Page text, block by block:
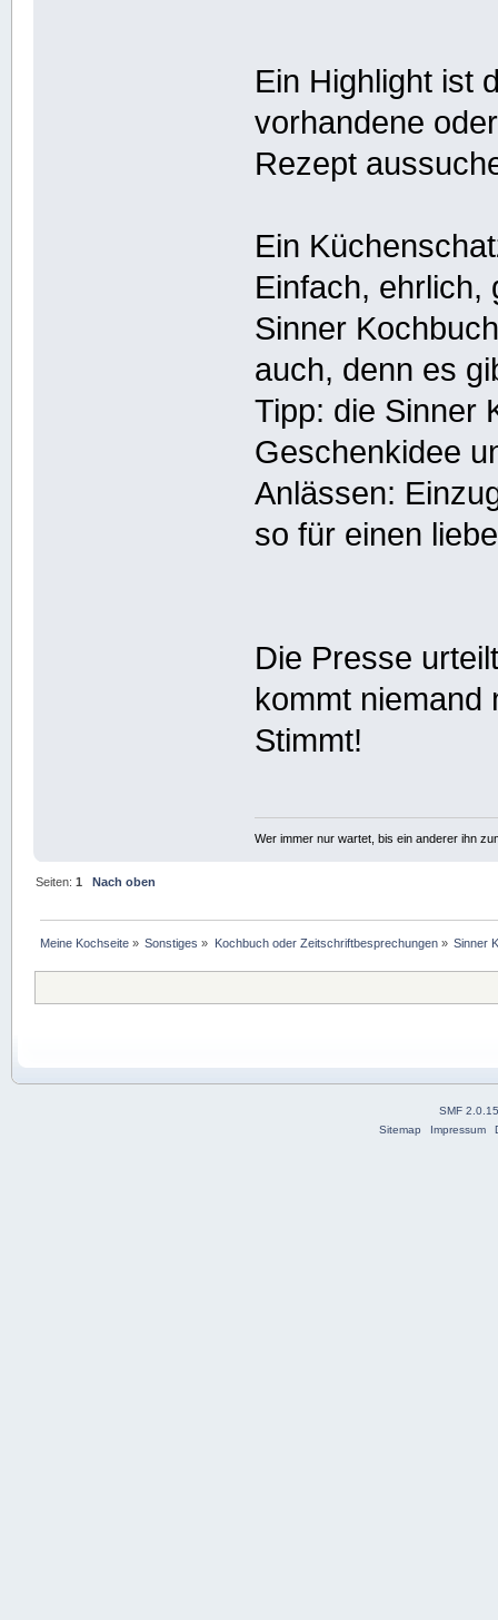
Ein Highlight ist
vorhandene
Rezept
Ein
Einfach, ehrlich,
Sinner
auch, denn es
Tipp: die Sinner
Geschenkidee
Anlässen:
so für einen
Die Presse
kommt
Stimmt!
Wer immer nur wartet, bis ein anderer ihn
Seiten:1 Nach oben
Meine Kochseite » Sonstiges » Kochbuch oder Zeitschriftbesprechungen» Sinner
SMF
Sitemap
Impressum